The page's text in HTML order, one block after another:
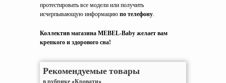
протестировать все модели или получить
исчерпывающую информацию по телефону.
Коллектив магазина MEBEL-Baby желает вам
крепкого и здорового сна!
Рекомендуемые товары